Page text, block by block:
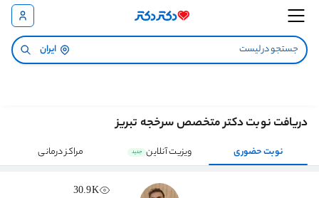
ایران
دریافت نوبت دکتر متخصص سرخجه تبریز
نوبت حضوری ویزیت آنلاین جدید مراکز درمانی
30.9K